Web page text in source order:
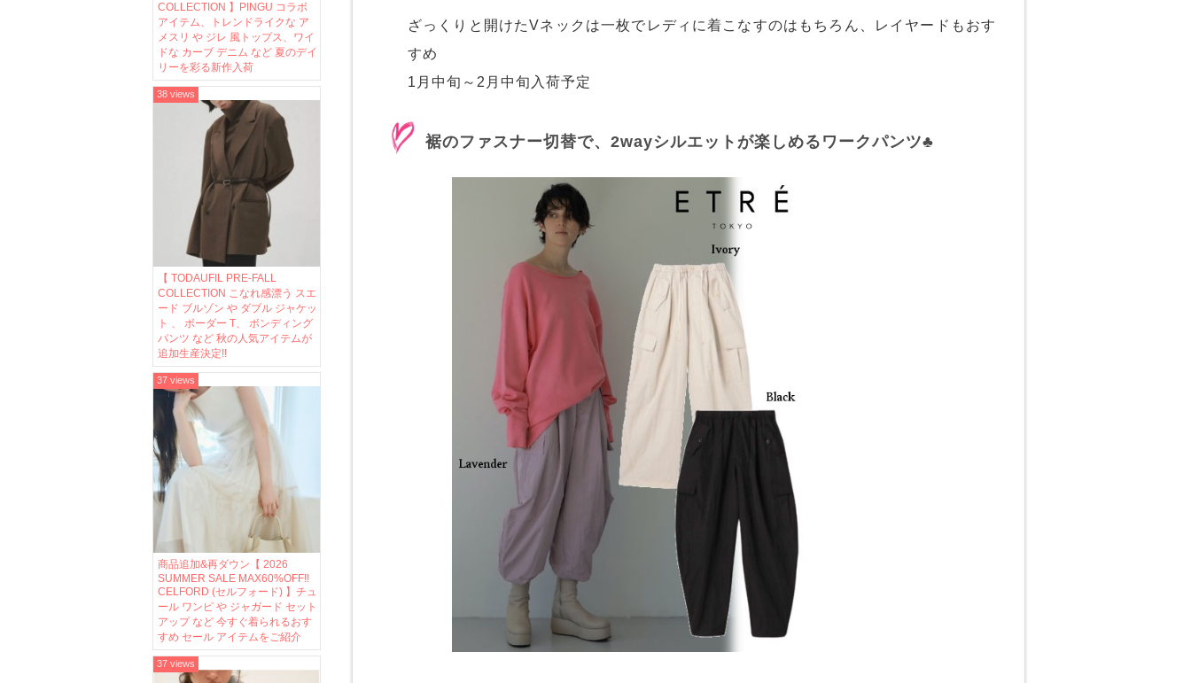
COLLECTION 】PINGU コラボ
アイテム、トレンドライクな ア
メスリ や ジレ 風トップス、ワイ
ドな カーブ デニム など 夏のデイ
リーを彩る新作入荷
【 TODAUFIL PRE-FALL
COLLECTION こなれ感漂う スエ
ード ブルゾン や ダブル ジャケッ
ト 、 ボーダー T、 ボンディング
パンツ など 秋の人気アイテムが
追加生産決定!!
38 views
商品追加&再ダウン【 2026
SUMMER SALE MAX60%OFF!!
CELFORD (セルフォード) 】チュ
ール ワンピ や ジャガード セット
アップ など 今すぐ着られるおす
すめ セール アイテムをご紹介
37 views
37 views
ざっくりと開けたVネックは一枚でレディに着こなすのはもちろん、レイヤードもおす
すめ
1月中旬～2月中旬入荷予定
裾のファスナー切替で、2wayシルエットが楽しめるワークパンツ♣